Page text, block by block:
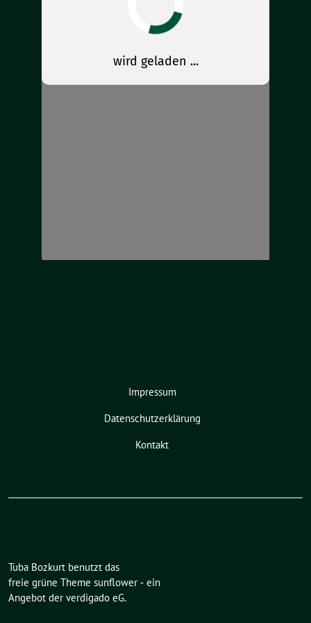
Impressum
Datenschutzerklärung
Kontakt
Tuba Bozkurt benutzt das
freie grüne Theme sunflower ‐ ein
Angebot der verdigado eG.